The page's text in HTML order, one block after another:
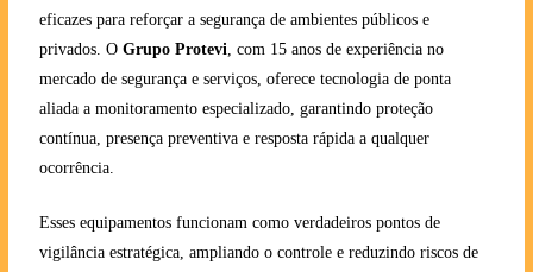
eficazes para reforçar a segurança de ambientes públicos e
privados. O Grupo Protevi, com 15 anos de experiência no
mercado de segurança e serviços, oferece tecnologia de ponta
aliada a monitoramento especializado, garantindo proteção
contínua, presença preventiva e resposta rápida a qualquer
ocorrência.
Esses equipamentos funcionam como verdadeiros pontos de
vigilância estratégica, ampliando o controle e reduzindo riscos de